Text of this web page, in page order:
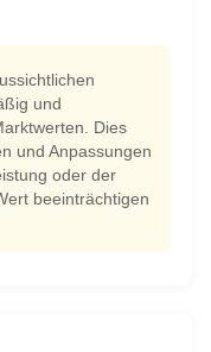
und
Dies
und Anpassungen
oder der
beeinträchtigen